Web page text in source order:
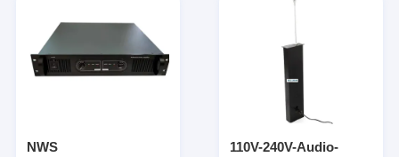
NWS
110V-240V-Audio-